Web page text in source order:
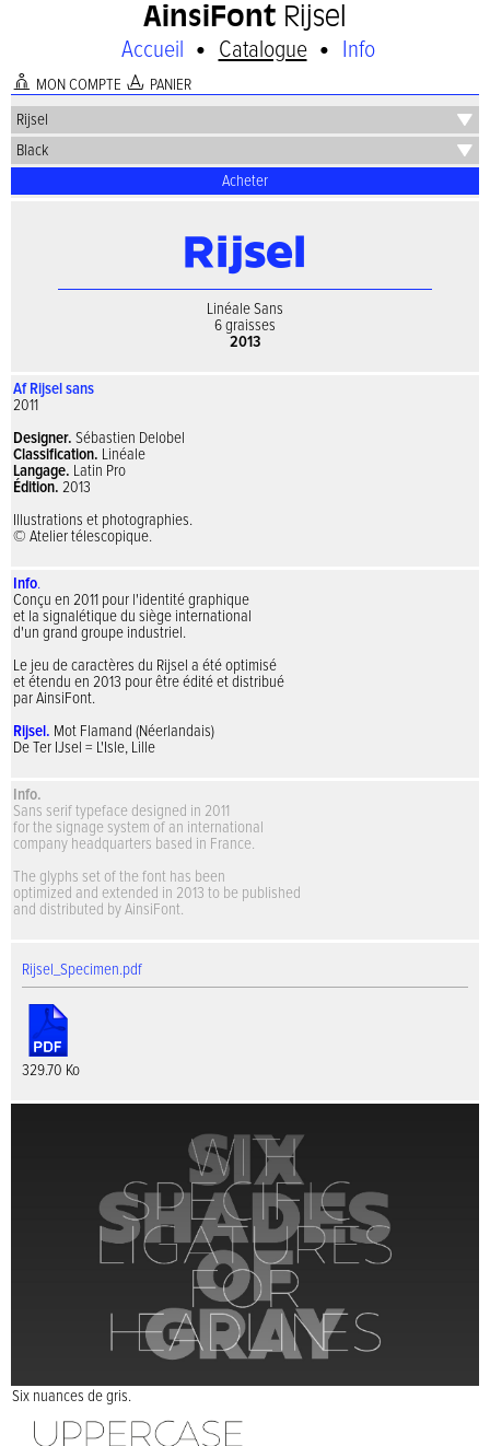
A MON COMPTE I PANIER
AinsiFont Rijsel
Accueil • Catalogue • Info
Acheter
Linéale Sans
6 graisses
2013
Af Rijsel sans
2011
Designer. Sébastien Delobel
Classification. Linéale
Langage. Latin Pro
Édition. 2013
Illustrations et photographies.
© Atelier télescopique.
Info.
Conçu en 2011 pour l'identité graphique
et la signalétique du siège international
d'un grand groupe industriel.
Le jeu de caractères du Rijsel a été optimisé
et étendu en 2013 pour être édité et distribué
par AinsiFont.
Rijsel. Mot Flamand (Néerlandais)
De Ter IJsel = L'Isle, Lille
Info.
Sans serif typeface designed in 2011
for the signage system of an international
company headquarters based in France.
The glyphs set of the font has been
optimized and extended in 2013 to be published
and distributed by AinsiFont.
Rijsel_Specimen.pdf
329.70 Ko
Six nuances de gris.